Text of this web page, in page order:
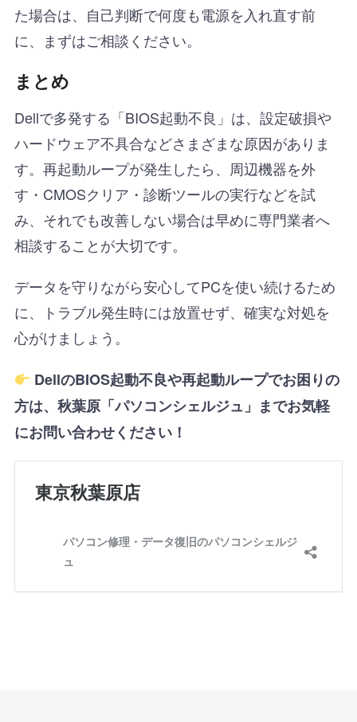
た場合は、自己判断で何度も電源を入れ直す前
に、まずはご相談ください。
まとめ
Dellで多発する「BIOS起動不良」は、設定破損や
ハードウェア不具合などさまざまな原因がありま
す。再起動ループが発生したら、周辺機器を外
す・CMOSクリア・診断ツールの実行などを試
み、それでも改善しない場合は早めに専門業者へ
相談することが大切です。
データを守りながら安心してPCを使い続けるため
に、トラブル発生時には放置せず、確実な対処を
心がけましょう。
DellのBIOS起動不良や再起動ループでお困りの
方は、秋葉原「パソコンシェルジュ」までお気軽
にお問い合わせください！